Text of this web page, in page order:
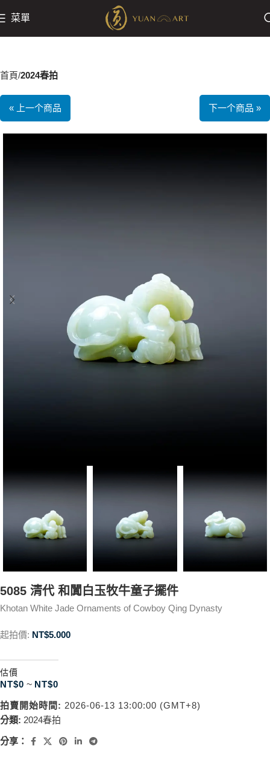
菜單
首頁 2024春拍
« 上一个商品 下一个商品 »
5085 清代 和闐白玉牧牛童子擺件
Khotan White Jade Ornaments of Cowboy Qing Dynasty
起拍價: NT$5.000
估價
NT$0 ~ NT$0
拍賣開始時間: 2026-06-13 13:00:00 (GMT+8)
分類: 2024春拍
分享：